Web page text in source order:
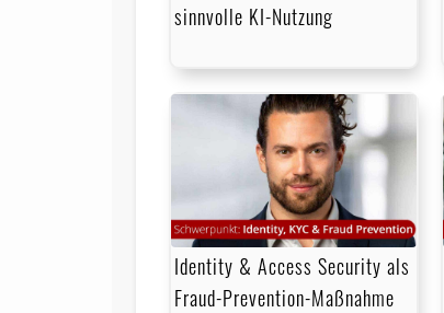
sinnvolle KI-Nutzung
Identity & Access Security als
Fraud-Prevention-Maßnahme